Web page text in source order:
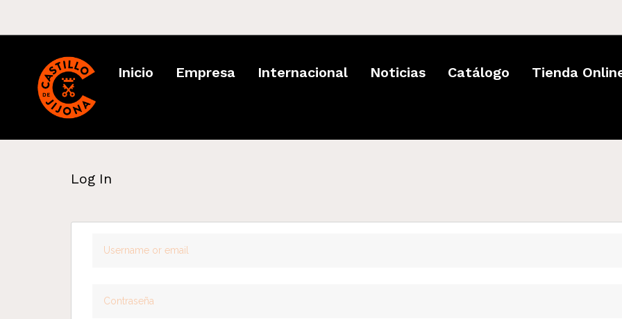
Inicio Empresa Internacional Noticias Catálogo Tienda
Log In